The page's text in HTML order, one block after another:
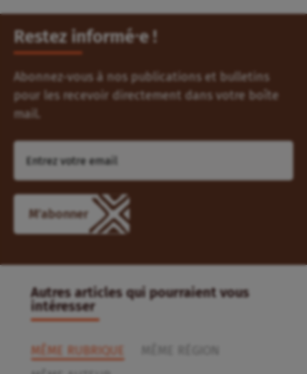
Restez informé⸱e !
Abonnez-vous à nos publications et bulletins
pour les recevoir directement dans votre boîte
mail.
M'abonner
Autres articles qui pourraient vous
intéresser
MÊME RUBRIQUE